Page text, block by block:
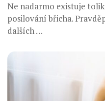
Ne nadarmo existuje
posilování břicha.
dalších …